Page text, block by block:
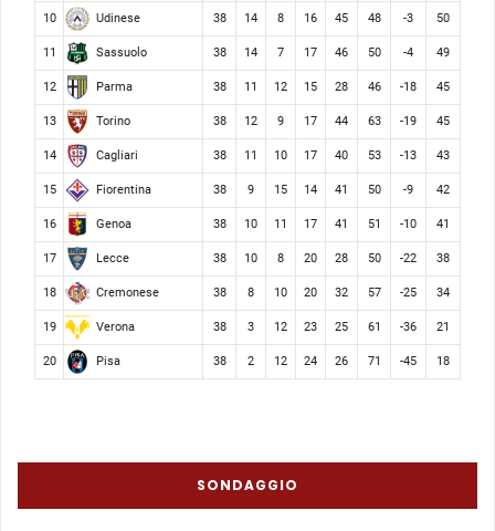
10 Udinese 38 14 8 16 45 48 -3 50
11 Sassuolo 38 14 7 17 46 50 -4 49
12 Parma 38 11 12 15 28 46 -18 45
13 Torino 38 12 9 17 44 63 -19 45
14 Cagliari 38 11 10 17 40 53 -13 43
15 Fiorentina 38 9 15 14 41 50 -9 42
16 Genoa 38 10 11 17 41 51 -10 41
17 Lecce 38 10 8 20 28 50 -22 38
18 Cremonese 38 8 10 20 32 57 -25 34
19 Verona 38 3 12 23 25 61 -36 21
20 Pisa 38 2 12 24 26 71 -45 18
SONDAGGIO